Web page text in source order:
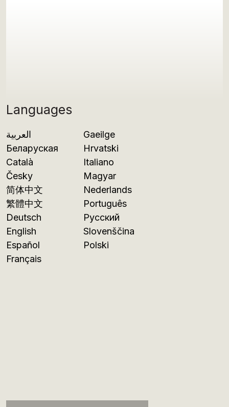
Languages
العربية
Беларуская
Català
Česky
简体中文
繁體中文
Deutsch
English
Español
Français
Gaeilge
Hrvatski
Italiano
Magyar
Nederlands
Português
Русский
Slovenščina
Polski